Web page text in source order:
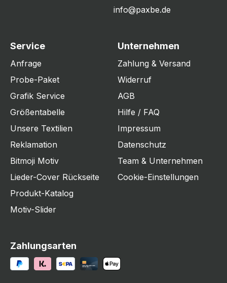
info@paxbe.de
Service
Anfrage
Probe-Paket
Grafik Service
Größentabelle
Unsere Textilien
Reklamation
Bitmoji Motiv
Lieder-Cover Rückseite
Produkt-Katalog
Motiv-Slider
Unternehmen
Zahlung & Versand
Widerruf
AGB
Hilfe / FAQ
Impressum
Datenschutz
Team & Unternehmen
Cookie-Einstellungen
Zahlungsarten